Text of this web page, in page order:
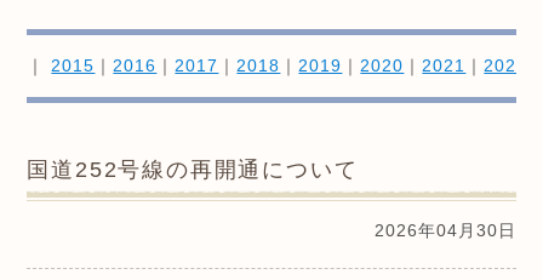
｜ 2015 ｜ 2016 ｜ 2017 ｜ 2018 ｜ 2019 ｜ 2020 ｜ 2021 ｜ 2022
国道252号線の再開通について
2026年04月30日